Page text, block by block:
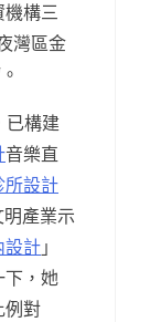
構三
灣區金
已構建
音樂直
所設計
產業示
設計 」
下，她
例對